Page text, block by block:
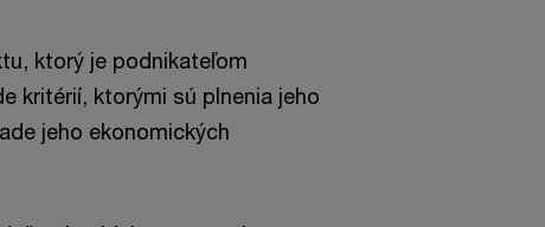
ktorý je podnikateľom
kritérií, ktorými sú plnenia jeho
jeho ekonomických